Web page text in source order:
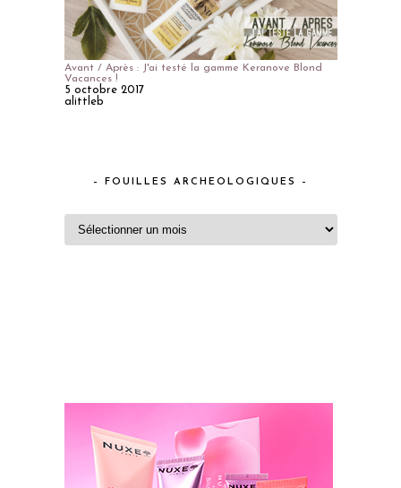
Avant / Après : J'ai testé la gamme Keranove Blond
Vacances !
5 octobre 2017
alittleb
– FOUILLES ARCHEOLOGIQUES –